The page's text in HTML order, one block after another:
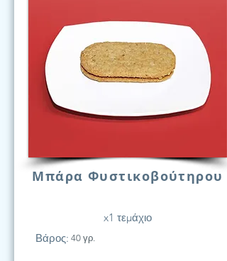
Μπάρα Φυστικοβούτηρου
x1 τεμάχιο
Βάρος: 40 γρ.